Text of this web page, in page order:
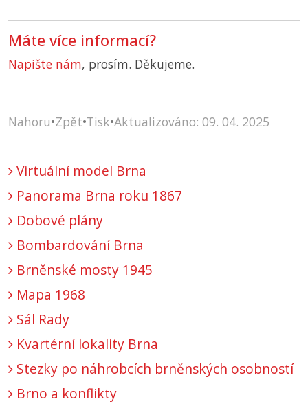
Máte více informací?
Napište nám, prosím. Děkujeme.
Nahoru•Zpět•Tisk•Aktualizováno: 09. 04. 2025
Virtuální model Brna
Panorama Brna roku 1867
Dobové plány
Bombardování Brna
Brněnské mosty 1945
Mapa 1968
Sál Rady
Kvartérní lokality Brna
Stezky po náhrobcích brněnských osobností
Brno a konflikty